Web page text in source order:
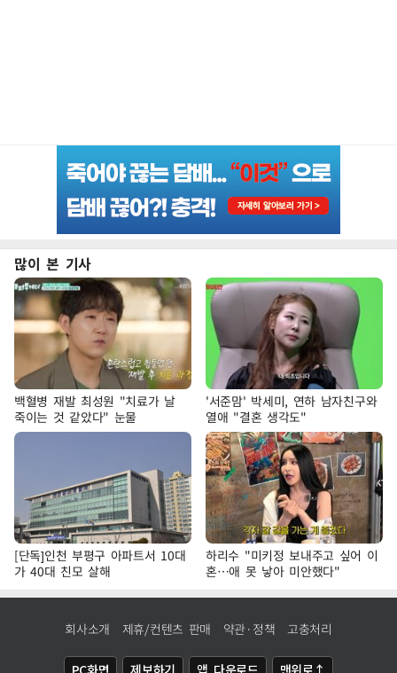
많이 본 기사
백혈병 재발 최성원 "치료가 날
죽이는 것 같았다" 눈물
'서준맘' 박세미, 연하 남자친구와
열애 "결혼 생각도"
[단독]인천 부평구 아파트서 10대
가 40대 친모 살해
하리수 "미키정 보내주고 싶어 이
혼…애 못 낳아 미안했다"
회사소개 제휴/컨텐츠 판매 약관·정책 고충처리
PC화면 제보하기 앱 다운로드 맨위로↑